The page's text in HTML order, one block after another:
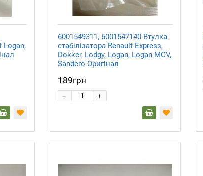
Logan,
6001549311, 6001547140 Втулка
стабілізатора Renault Express,
Dokker, Lodgy, Logan, Logan MCV,
Sandero Оригінал
189грн
+
-